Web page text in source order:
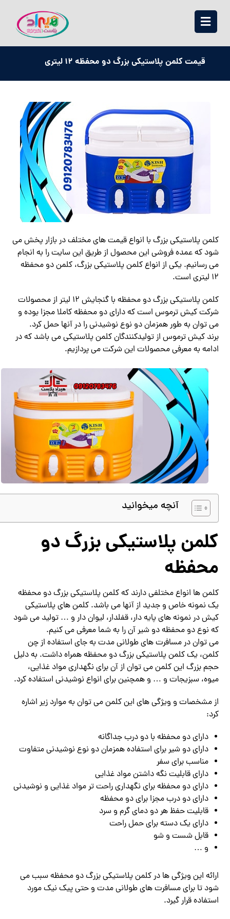
قیمت کلمن پلاستیکی بزرگ دو محفظه 12 لیتری
کلمن پلاستیکی بزرگ با انواع قیمت های مختلف در بازار پخش می
شود که عمده فروشی این محصول از طریق این سایت را به انجام
می رسانیم. یکی از انواع کلمن پلاستیکی بزرگ، کلمن دو محفظه
12 لیتری است.
کلمن پلاستیکی بزرگ دو محفظه با گنجایش 12 لیتر از محصولات
شرکت کیش ترموس است که دارای دو محفظه کاملا مجزا بوده و
می توان به طور همزمان دو نوع نوشیدنی را در آنها حمل کرد.
برند کیش ترموس از تولیدکنندگان کلمن پلاستیکی می باشد که در
ادامه به معرفی محصولات این شرکت می پردازیم.
آنچه میخوانید
کلمن پلاستیکی بزرگ دو
محفظه
کلمن ها انواع مختلفی دارند که کلمن پلاستیکی بزرگ دو محفظه
یک نمونه خاص و جدید از آنها می باشد. کلمن های پلاستیکی
کیش در نمونه های پایه دار، قفلدار، لیوان دار و … تولید می شود
که نوع دو محفظه دو شیر آن را به شما معرفی می کنیم.
می توان در مسافرت های طولانی مدت به جای استفاده از چن
کلمن، یک کلمن پلاستیکی بزرگ دو محفظه همراه داشت. به دلیل
حجم بزرگ این کلمن می توان از آن برای نگهداری مواد غذایی،
میوه، سبزیجات و … و همچنین برای انواع نوشیدنی استفاده کرد.
از مشخصات و ویژگی های این کلمن می توان به موارد زیر اشاره
کرد:
دارای دو محفظه با دو درب جداگانه
دارای دو شیر برای استفاده همزمان دو نوع نوشیدنی متفاوت
مناسب برای سفر
دارای قابلیت نگه ‌داشتن مواد غذایی
دارای دو محفظه برای نگهداری راحت ‌تر مواد غذایی و نوشیدنی
دارای دو درب مجزا برای دو محفظه
قابلیت حفظ هر دو دمای گرم و سرد
دارای یک دسته برای حمل راحت
قابل‌ شست‌ و شو
و …
ارائه این ویژگی ها در کلمن پلاستیکی بزرگ دو محفظه سبب می
شود تا برای مسافرت های طولانی مدت و حتی پیک نیک مورد
استفاده قرار گیرد.